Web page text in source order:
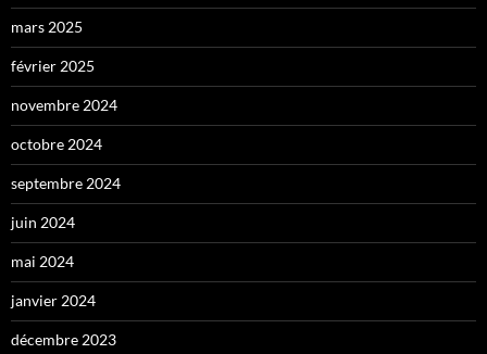
mars 2025
février 2025
novembre 2024
octobre 2024
septembre 2024
juin 2024
mai 2024
janvier 2024
décembre 2023